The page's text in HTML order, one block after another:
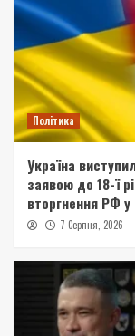
Політика
Україна
заявою до 18-ї
вторгнення РФ у
7 Серпня, 2026